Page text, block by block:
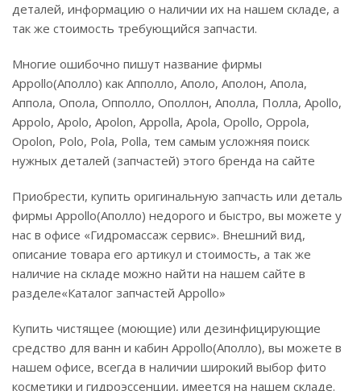
деталей, информацию о наличии их на нашем складе, а
так же стоимость требующийся запчасти.
Многие ошибочно пишут название фирмы
Appollo(Аполло) как Апполло, Аполо, Аполон, Апола,
Аппола, Опола, Опполло, Ополлон, Аполла, Полла, Apollo,
Appolo, Apolo, Apolon, Appolla, Apola, Opollo, Oppola,
Opolon, Polo, Pola, Polla, тем самым усложняя поиск
нужных деталей (запчастей) этого бренда на сайте
Приобрести, купить оригинальную запчасть или деталь
фирмы Appollo(Аполло) недорого и быстро, вы можете у
нас в офисе «Гидромассаж сервис». Внешний вид,
описание товара его артикул и стоимость, а так же
наличие на складе можно найти на нашем сайте в
разделе«Каталог запчастей Appollo»
Купить чистящее (моющие) или дезинфицирующие
средство для ванн и кабин Appollo(Аполло), вы можете в
нашем офисе, всегда в наличии широкий выбор фито
косметики и гидроэссенции, имеется на нашем складе.